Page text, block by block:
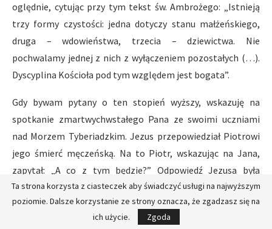
oględnie, cytując przy tym tekst św. Ambrożego: „Istnieją
trzy formy czystości: jedna dotyczy stanu małżeńskiego,
druga – wdowieństwa, trzecia – dziewictwa. Nie
pochwalamy jednej z nich z wyłączeniem pozostałych (…).
Dyscyplina Kościoła pod tym względem jest bogata”.
Gdy bywam pytany o ten stopień wyższy, wskazuję na
spotkanie zmartwychwstałego Pana ze swoimi uczniami
nad Morzem Tyberiadzkim. Jezus przepowiedział Piotrowi
jego śmierć męczeńską. Na to Piotr, wskazując na Jana,
zapytał: „A co z tym będzie?” Odpowiedź Jezusa była
jednoznaczna: „Co tobie do tego? – Ty pójdź za Mną” (7 21,
21 n.). Ty pójdź za mną drogą, którą przeznaczyłem dla
ciebie. Który z tych dwóch był uczniem bardziej
Ta strona korzysta z ciasteczek aby świadczyć usługi na najwyższym
poziomie. Dalsze korzystanie ze strony oznacza, że zgadzasz się na
ich użycie.
Zgoda